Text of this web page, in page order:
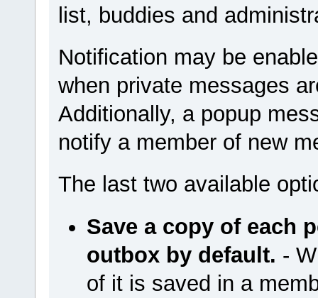
list, buddies and
Notification may be
when private messages
Additionally, a popup
notify a member of new
The last two available
Save a copy of each
outbox by default. -
of it is saved in a